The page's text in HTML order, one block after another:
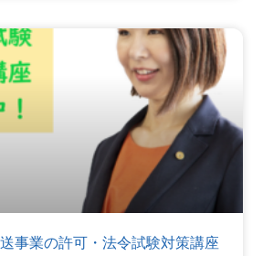
事業の許可・法令試験対策講座